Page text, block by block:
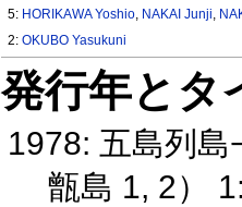
5: HORIKAWA Yoshio, NAKAI Junji,
2:OKUBO Yasukuni
発行年とタ
1978: 五島列
甑島 1, 2）